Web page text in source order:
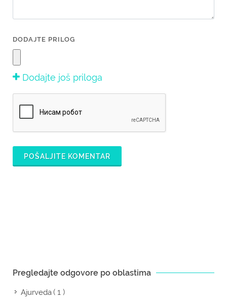
DODAJTE PRILOG
Dodajte još priloga
POŠALJITE KOMENTAR
Pregledajte odgovore po oblastima
Ajurveda( 1 )